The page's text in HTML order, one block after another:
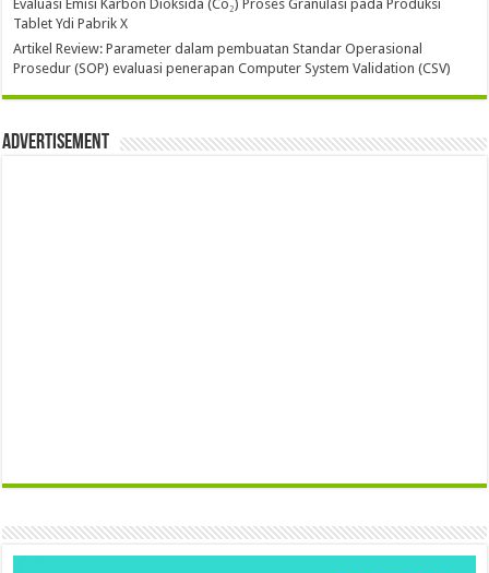
Evaluasi Emisi Karbon Dioksida (Co₂) Proses Granulasi pada Produksi
Tablet Ydi Pabrik X
Artikel Review: Parameter dalam pembuatan Standar Operasional
Prosedur (SOP) evaluasi penerapan Computer System Validation (CSV)
Advertisement